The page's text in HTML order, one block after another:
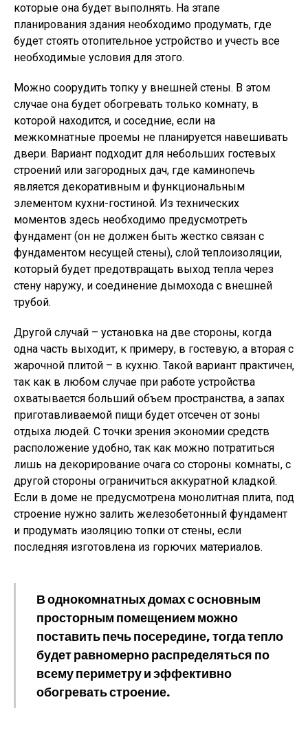
которые она будет выполнять. На этапе
планирования здания необходимо продумать, где
будет стоять отопительное устройство и учесть все
необходимые условия для этого.
Можно соорудить топку у внешней стены. В этом
случае она будет обогревать только комнату, в
которой находится, и соседние, если на
межкомнатные проемы не планируется навешивать
двери. Вариант подходит для небольших гостевых
строений или загородных дач, где каминопечь
является декоративным и функциональным
элементом кухни-гостиной. Из технических
моментов здесь необходимо предусмотреть
фундамент (он не должен быть жестко связан с
фундаментом несущей стены), слой теплоизоляции,
который будет предотвращать выход тепла через
стену наружу, и соединение дымохода с внешней
трубой.
Другой случай – установка на две стороны, когда
одна часть выходит, к примеру, в гостевую, а вторая с
жарочной плитой – в кухню. Такой вариант практичен,
так как в любом случае при работе устройства
охватывается больший объем пространства, а запах
приготавливаемой пищи будет отсечен от зоны
отдыха людей. С точки зрения экономии средств
расположение удобно, так как можно потратиться
лишь на декорирование очага со стороны комнаты, с
другой стороны ограничиться аккуратной кладкой.
Если в доме не предусмотрена монолитная плита, под
строение нужно залить железобетонный фундамент
и продумать изоляцию топки от стены, если
последняя изготовлена из горючих материалов.
В однокомнатных домах с основным
просторным помещением можно
поставить печь посередине, тогда тепло
будет равномерно распределяться по
всему периметру и эффективно
обогревать строение.